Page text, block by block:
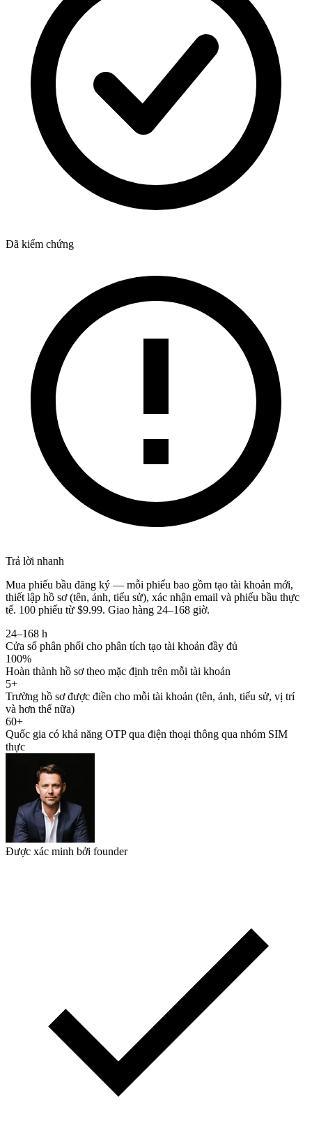
Đã kiểm chứng
Trả lời nhanh
Mua phiếu bầu đăng ký — mỗi phiếu bao gồm tạo tài khoản mới,
thiết lập hồ sơ (tên, ảnh, tiểu sử), xác nhận email và phiếu bầu thực
tế. 100 phiếu từ $9.99. Giao hàng 24–168 giờ.
24–168 h
Cửa sổ phân phối cho phân tích tạo tài khoản đầy đủ
100%
Hoàn thành hồ sơ theo mặc định trên mỗi tài khoản
5+
Trường hồ sơ được điền cho mỗi tài khoản (tên, ảnh, tiểu sử, vị trí
và hơn thế nữa)
60+
Quốc gia có khả năng OTP qua điện thoại thông qua nhóm SIM
thực
Được xác minh bởi founder